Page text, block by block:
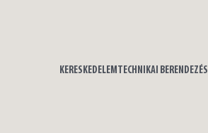
KERESKEDELEMTECHNIKAI BERENDEZÉS